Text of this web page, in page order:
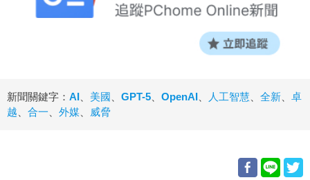
新聞關鍵字： AI 美國 GPT-5 OpenAI 人工智慧 全新
卓
越
合一 外媒 威脅